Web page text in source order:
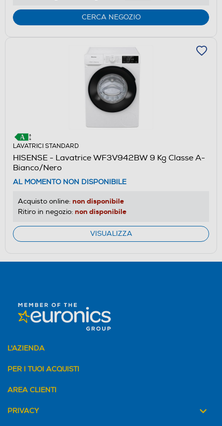
CERCA NEGOZIO
LAVATRICI STANDARD
HISENSE - Lavatrice WF3V942BW 9 Kg Classe A-
Bianco/Nero
AL MOMENTO NON DISPONIBILE
Acquisto online: non disponibile
Ritiro in negozio: non disponibile
VISUALIZZA
L'AZIENDA
PER I TUOI ACQUISTI
AREA CLIENTI
PRIVACY